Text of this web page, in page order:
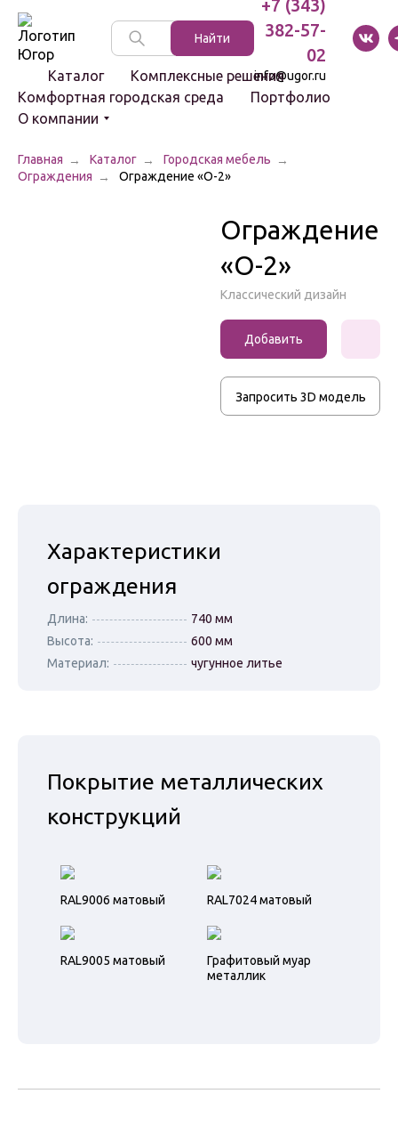
Найти
+7 (343)
382-57-
02
info@ugor.ru
Каталог
навесы
Чугунные люки
Приствольные
решетки
Указатели и
Комплексные решения
Комфортная городская среда
Портфолио
О компании
Указатели
и стенды
Главная Каталог
Городская мебель
Ограждения
Ограждение «О-2»
Ограждение
«О-2»
Классический дизайн
Добавить
к заказу
Запросить 3D модель
Характеристики
ограждения
Длина:
740 мм
Высота:
600 мм
Материал:
чугунное литье
Покрытие металлических
конструкций
RAL9006 матовый RAL7024 матовый
RAL9005 матовый
Графитовый муар
металлик